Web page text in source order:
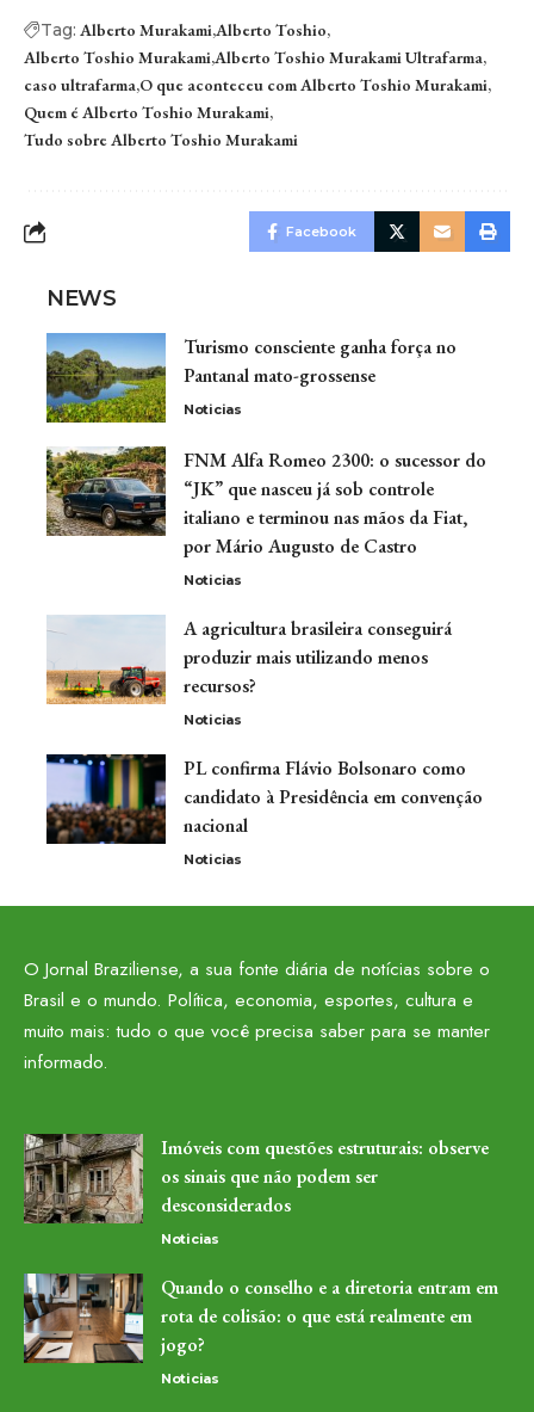
Tag: Alberto MurakamiAlberto Toshio
Alberto Toshio MurakamiAlberto Toshio Murakami Ultrafarma
caso ultrafarma O que aconteceu com Alberto Toshio Murakami
Quem é Alberto Toshio Murakami
Tudo sobre Alberto Toshio Murakami
Facebook
NEWS
Turismo consciente ganha força no
Pantanal mato-grossense
Noticias
FNM Alfa Romeo 2300: o sucessor do
“JK” que nasceu já sob controle
italiano e terminou nas mãos da Fiat,
por Mário Augusto de Castro
Noticias
A agricultura brasileira conseguirá
produzir mais utilizando menos
recursos?
Noticias
PL confirma Flávio Bolsonaro como
candidato à Presidência em convenção
nacional
Noticias
O Jornal Braziliense, a sua fonte diária de notícias sobre o
Brasil e o mundo. Política, economia, esportes, cultura e
muito mais: tudo o que você precisa saber para se manter
informado.
Imóveis com questões estruturais: observe
os sinais que não podem ser
desconsiderados
Noticias
Quando o conselho e a diretoria entram em
rota de colisão: o que está realmente em
jogo?
Noticias